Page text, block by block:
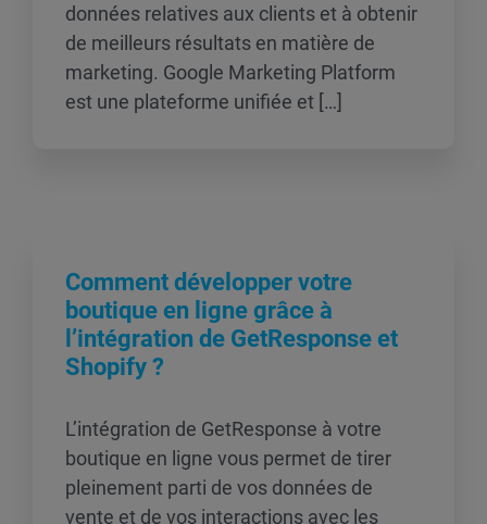
données relatives aux clients et à obtenir
de meilleurs résultats en matière de
marketing. Google Marketing Platform
est une plateforme unifiée et […]
Comment développer votre
boutique en ligne grâce à
l’intégration de GetResponse et
Shopify ?
L’intégration de GetResponse à votre
boutique en ligne vous permet de tirer
pleinement parti de vos données de
vente et de vos interactions avec les